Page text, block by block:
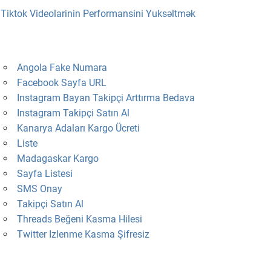
Tiktok Videolarinin Performansini Yuksəltmək
Angola Fake Numara
Facebook Sayfa URL
Instagram Bayan Takipçi Arttırma Bedava
Instagram Takipçi Satın Al
Kanarya Adaları Kargo Ücreti
Liste
Madagaskar Kargo
Sayfa Listesi
SMS Onay
Takipçi Satın Al
Threads Beğeni Kasma Hilesi
Twitter Izlenme Kasma Şifresiz